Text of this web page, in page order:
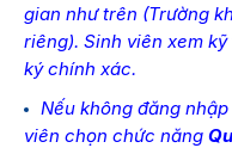
gian như trên (Trường
riêng). Sinh viên xem
ký chính xác.
Nếu không đăng
viên chọn chức năng